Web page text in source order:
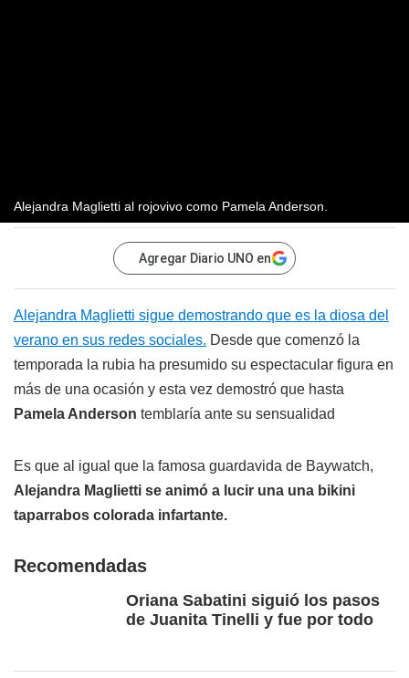
Alejandra Maglietti al rojovivo como Pamela Anderson.
Agregar Diario UNO en
Alejandra Maglietti sigue demostrando que es la diosa del
verano en sus redes sociales. Desde que comenzó la
temporada la rubia ha presumido su espectacular figura en
más de una ocasión y esta vez demostró que hasta
Pamela Anderson temblaría ante su sensualidad
Es que al igual que la famosa guardavida de Baywatch,
Alejandra Maglietti se animó a lucir una una bikini
taparrabos colorada infartante.
Recomendadas
Oriana Sabatini siguió los pasos
de Juanita Tinelli y fue por todo